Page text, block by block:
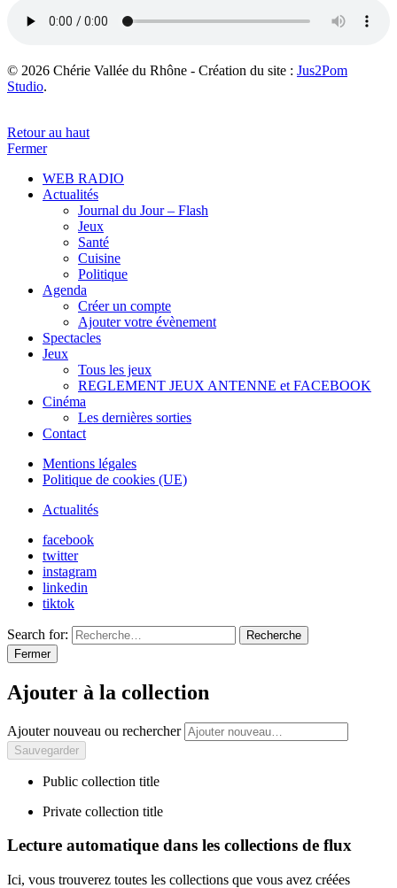
© 2026 Chérie Vallée du Rhône - Création du site : Jus2Pom
Studio.
Retour au haut
Fermer
WEB RADIO
Actualités
Journal du Jour – Flash
Jeux
Santé
Cuisine
Politique
Agenda
Créer un compte
Ajouter votre évènement
Spectacles
Jeux
Tous les jeux
REGLEMENT JEUX ANTENNE et FACEBOOK
Cinéma
Les dernières sorties
Contact
Mentions légales
Politique de cookies (UE)
Actualités
facebook
twitter
instagram
linkedin
tiktok
Search for:
Recherche
Fermer
Ajouter à la collection
Ajouter nouveau ou rechercher
Public collection title
Private collection title
Lecture automatique dans les collections de flux
Ici, vous trouverez toutes les collections que vous avez créées